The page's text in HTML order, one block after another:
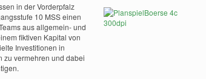
in der Vorderpfalz
10 MSS einen
aus allgemein- und
fiktiven Kapital von
Investitionen in
zu vermehren und dabei